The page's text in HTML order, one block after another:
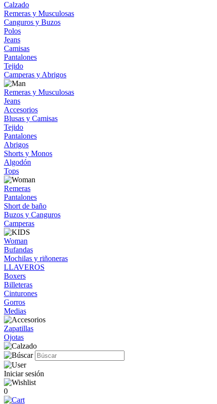
Calzado
Remeras y Musculosas
Canguros y Buzos
Polos
Jeans
Camisas
Pantalones
Tejido
Camperas y Abrigos
Remeras y Musculosas
Jeans
Accesorios
Blusas y Camisas
Tejido
Pantalones
Abrigos
Shorts y Monos
Algodón
Tops
Remeras
Pantalones
Short de baño
Buzos y Canguros
Camperas
Woman
Bufandas
Mochilas y riñoneras
LLAVEROS
Boxers
Billeteras
Cinturones
Gorros
Medias
Zapatillas
Ojotas
Iniciar sesión
0